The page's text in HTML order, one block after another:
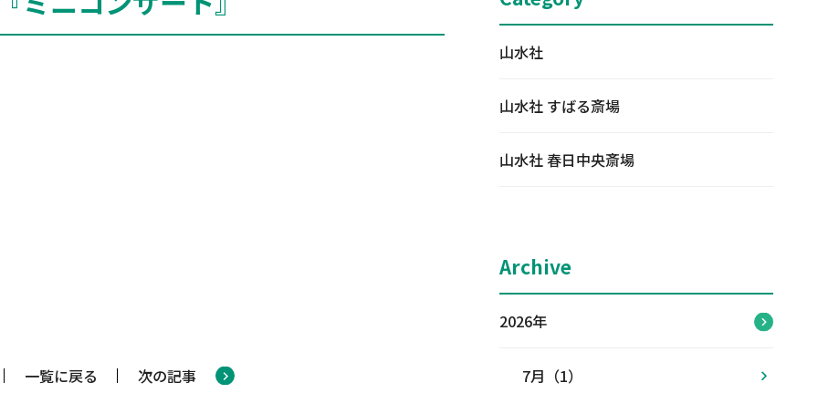
一覧に戻る 次の記事
山水社
山水社 すばる斎場
山水社 春日中央斎場
Archive
2026年
7月（1）